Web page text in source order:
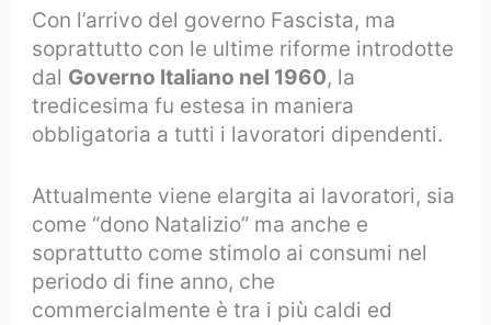
Con l’arrivo del governo Fascista, ma
soprattutto con le ultime riforme introdotte
dal Governo Italiano nel 1960, la
tredicesima fu estesa in maniera
obbligatoria a tutti i lavoratori dipendenti.
Attualmente viene elargita ai lavoratori, sia
come “dono Natalizio” ma anche e
soprattutto come stimolo ai consumi nel
periodo di fine anno, che
commercialmente è tra i più caldi ed